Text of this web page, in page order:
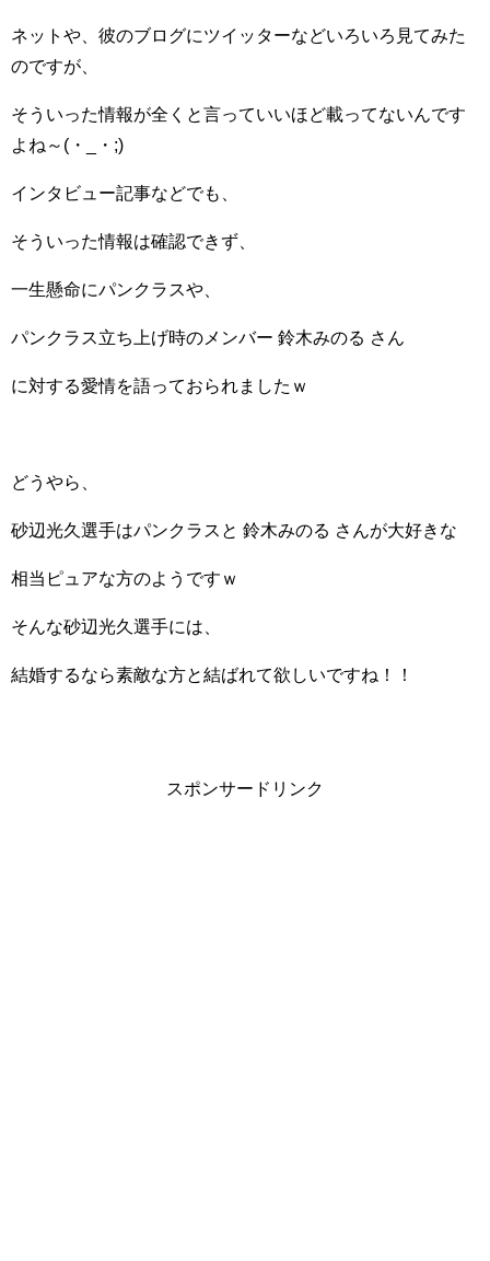
ネットや、彼のブログにツイッターなどいろいろ見てみた
のですが、
そういった情報が全くと言っていいほど載ってないんです
よね～(・_・;)
インタビュー記事などでも、
そういった情報は確認できず、
一生懸命にパンクラスや、
パンクラス立ち上げ時のメンバー 鈴木みのる さん
に対する愛情を語っておられましたｗ
どうやら、
砂辺光久選手はパンクラスと 鈴木みのる さんが大好きな
相当ピュアな方のようですｗ
そんな砂辺光久選手には、
結婚するなら素敵な方と結ばれて欲しいですね！！
スポンサードリンク